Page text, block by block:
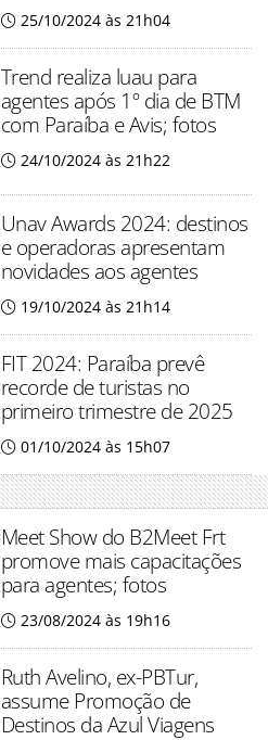
25/10/2024 às 21h04
Trend realiza luau para
agentes após 1º dia de BTM
com Paraíba e Avis; fotos
24/10/2024 às 21h22
Unav Awards 2024: destinos
e operadoras apresentam
novidades aos agentes
19/10/2024 às 21h14
FIT 2024: Paraíba prevê
recorde de turistas no
primeiro trimestre de 2025
01/10/2024 às 15h07
Meet Show do B2Meet Frt
promove mais capacitações
para agentes; fotos
23/08/2024 às 19h16
Ruth Avelino, ex-PBTur,
assume Promoção de
Destinos da Azul Viagens